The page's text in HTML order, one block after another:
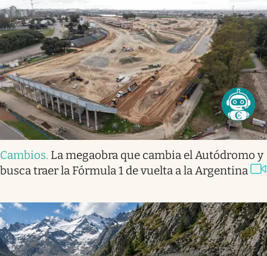
Cambios. La megaobra que cambia el Autódromo y
busca traer la Fórmula 1 de vuelta a la Argentina